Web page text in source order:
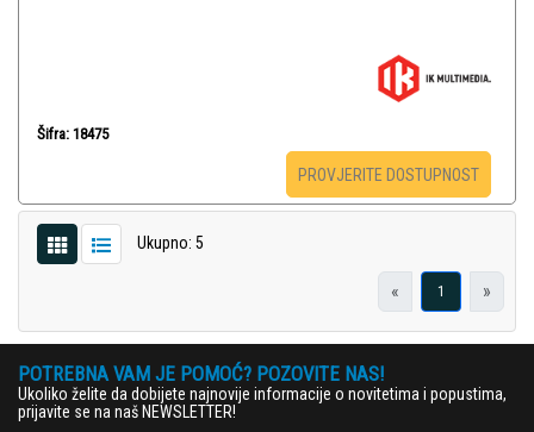
Šifra: 18475
PROVJERITE DOSTUPNOST
Ukupno: 5
« 1 »
POTREBNA VAM JE POMOĆ? POZOVITE NAS!
Ukoliko želite da dobijete najnovije informacije o novitetima i popustima,
prijavite se na naš NEWSLETTER!